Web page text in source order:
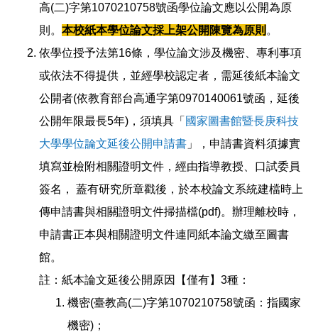
高(二)字第1070210758號函學位論文應以公開為原
則。 本校紙本學位論文採上架公開陳覽為原則 。
依學位授予法第16條，學位論文涉及機密、專利事項
或依法不得提供，並經學校認定者，需延後紙本論文
公開者(依教育部台高通字第0970140061號函，延後
公開年限最長5年)，須填具「 國家圖書館暨長庚科技
大學學位論文延後公開申請書 」，申請書資料須據實
填寫並檢附相關證明文件，經由指導教授、口試委員
簽名， 蓋有研究所章戳後，於本校論文系統建檔時上
傳申請書與相關證明文件掃描檔(pdf)。辦理離校時，
申請書正本與相關證明文件連同紙本論文繳至圖書
館。
註：紙本論文延後公開原因【僅有】3種：
機密(臺教高(二)字第1070210758號函：指國家
機密)；